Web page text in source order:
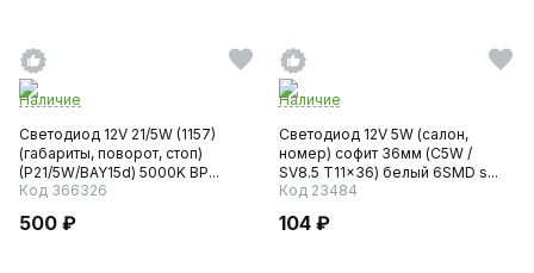
Наличие
Светодиод 12V 21/5W (1157)
(габариты, поворот, стоп)
(P21/5W/BAY15d) 5000K BP...
Код 366326
500 ₽
Наличие
Светодиод 12V 5W (салон,
номер) софит 36мм (C5W /
SV8.5 T11x36) белый 6SMD s...
Код 23484
104 ₽